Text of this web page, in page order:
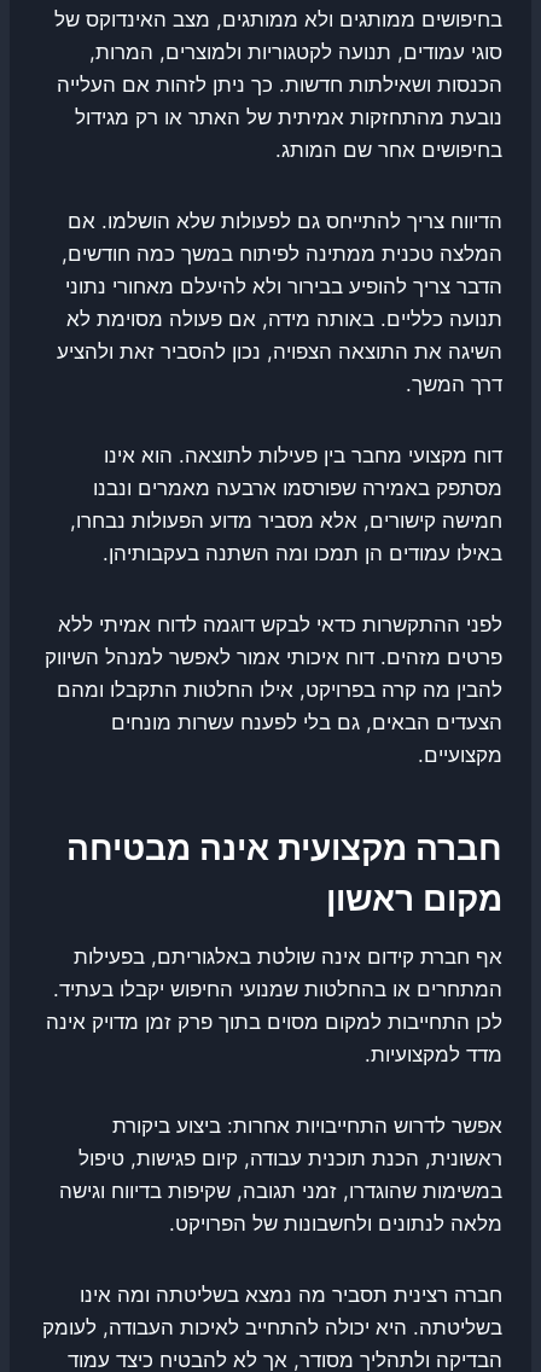
בחיפושים ממותגים ולא ממותגים, מצב האינדוקס של
סוגי עמודים, תנועה לקטגוריות ולמוצרים, המרות,
הכנסות ושאילתות חדשות. כך ניתן לזהות אם העלייה
נובעת מהתחזקות אמיתית של האתר או רק מגידול
בחיפושים אחר שם המותג.
הדיווח צריך להתייחס גם לפעולות שלא הושלמו. אם
המלצה טכנית ממתינה לפיתוח במשך כמה חודשים,
הדבר צריך להופיע בבירור ולא להיעלם מאחורי נתוני
תנועה כלליים. באותה מידה, אם פעולה מסוימת לא
השיגה את התוצאה הצפויה, נכון להסביר זאת ולהציע
דרך המשך.
דוח מקצועי מחבר בין פעילות לתוצאה. הוא אינו
מסתפק באמירה שפורסמו ארבעה מאמרים ונבנו
חמישה קישורים, אלא מסביר מדוע הפעולות נבחרו,
באילו עמודים הן תמכו ומה השתנה בעקבותיהן.
לפני ההתקשרות כדאי לבקש דוגמה לדוח אמיתי ללא
פרטים מזהים. דוח איכותי אמור לאפשר למנהל השיווק
להבין מה קרה בפרויקט, אילו החלטות התקבלו ומהם
הצעדים הבאים, גם בלי לפענח עשרות מונחים
מקצועיים.
חברה מקצועית אינה מבטיחה
מקום ראשון
אף חברת קידום אינה שולטת באלגוריתם, בפעילות
המתחרים או בהחלטות שמנועי החיפוש יקבלו בעתיד.
לכן התחייבות למקום מסוים בתוך פרק זמן מדויק אינה
מדד למקצועיות.
אפשר לדרוש התחייבויות אחרות: ביצוע ביקורת
ראשונית, הכנת תוכנית עבודה, קיום פגישות, טיפול
במשימות שהוגדרו, זמני תגובה, שקיפות בדיווח וגישה
מלאה לנתונים ולחשבונות של הפרויקט.
חברה רצינית תסביר מה נמצא בשליטתה ומה אינו
בשליטתה. היא יכולה להתחייב לאיכות העבודה, לעומק
הבדיקה ולתהליך מסודר, אך לא להבטיח כיצד עמוד